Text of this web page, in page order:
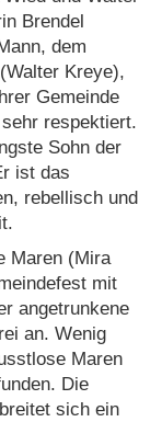
Brendel
dem
Kreye),
Gemeinde
respektiert.
Sohn der
ist das
rebellisch und
Maren (Mira
mit
angetrunkene
an. Wenig
Maren
Die
sich ein